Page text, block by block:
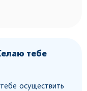
тебе
осуществить